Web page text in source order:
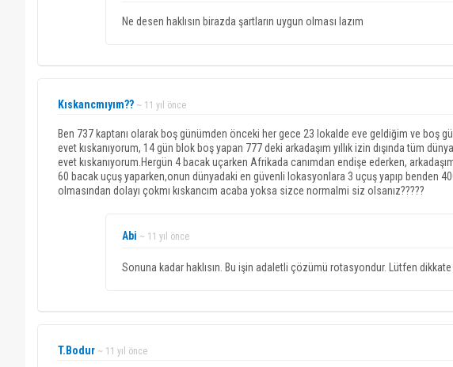
Ne desen haklısın birazda şartların uygun olması lazım
Kıskancmıyım?? ~ 11 yıl önce
Ben 737 kaptanı olarak boş günümden önceki her gece 23 lokalde eve geldiğim ve boş
evet kıskanıyorum, 14 gün blok boş yapan 777 deki arkadaşım yıllık izin dışında tüm
evet kıskanıyorum.Hergün 4 bacak uçarken Afrikada canımdan endişe ederken,
60 bacak uçuş yaparken,onun dünyadaki en güvenli lokasyonlara 3 uçuş yapıp benden
olmasından dolayı çokmı kıskancım acaba yoksa sizce normalmi siz olsanız?????
Abi ~ 11 yıl önce
Sonuna kadar haklısın. Bu işin adaletli çözümü rotasyondur. Lütfen dikkate
T.Bodur ~ 11 yıl önce